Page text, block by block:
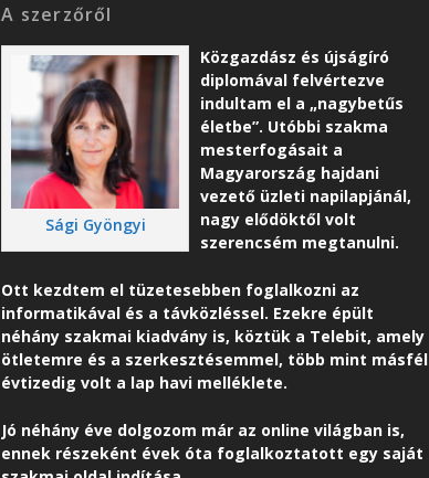
A szerzőről
Sági Gyöngyi
Közgazdász és újságíró
diplomával felvértezve
indultam el a „nagybetűs
életbe”. Utóbbi szakma
mesterfogásait a
Magyarország hajdani
vezető üzleti napilapjánál,
nagy elődöktől volt
szerencsém megtanulni.
Ott kezdtem el tüzetesebben foglalkozni az
informatikával és a távközléssel. Ezekre épült
néhány szakmai kiadvány is, köztük a Telebit, amely
ötletemre és a szerkesztésemmel, több mint másfél
évtizedig volt a lap havi melléklete.
Jó néhány éve dolgozom már az online világban is,
ennek részeként évek óta foglalkoztatott egy saját